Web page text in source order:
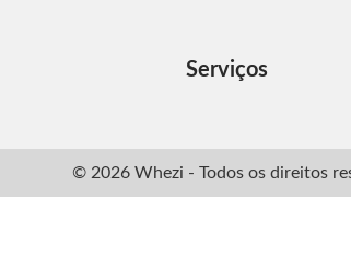
Serviços
© 2026 Whezi - Todos os direitos